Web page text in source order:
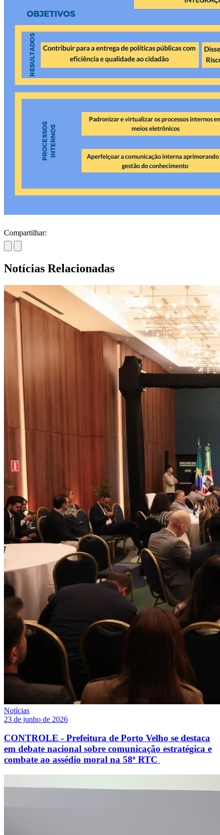
Compartilhar:
Notícias Relacionadas
Notícias
23 de junho de 2026
CONTROLE - Prefeitura de Porto Velho se destaca
em debate nacional sobre comunicação estratégica e
combate ao assédio moral na 58ª RTC